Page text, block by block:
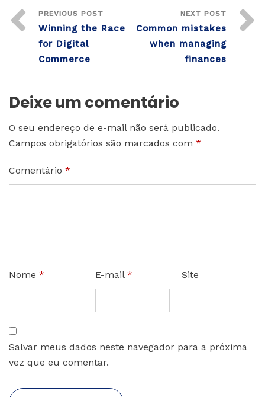
PREVIOUS POST
Winning the Race
for Digital
Commerce
NEXT POST
Common mistakes
when managing
finances
Deixe um comentário
O seu endereço de e-mail não será publicado.
Campos obrigatórios são marcados com *
Comentário *
Nome * E-mail * Site
Salvar meus dados neste navegador para a próxima
vez que eu comentar.